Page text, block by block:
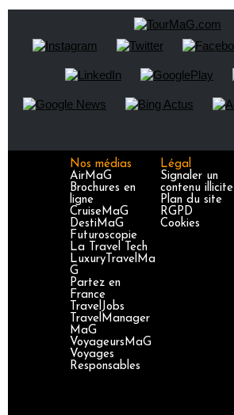
Nos médias
AirMaG
Brochures en
ligne
CruiseMaG
DestiMaG
Futuroscopie
La Travel Tech
LuxuryTravelMa
G
Partez en
France
TravelJobs
TravelManager
MaG
VoyageursMaG
Voyages
Responsables
Légal
Signaler un
contenu illicite
Plan du site
RGPD
Cookies